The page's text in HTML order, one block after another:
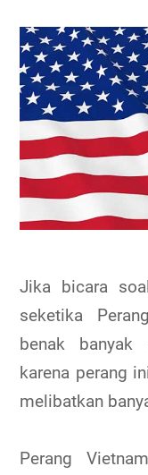
Jika bicara
seketika
benak banyak
karena perang
melibatkan
Perang